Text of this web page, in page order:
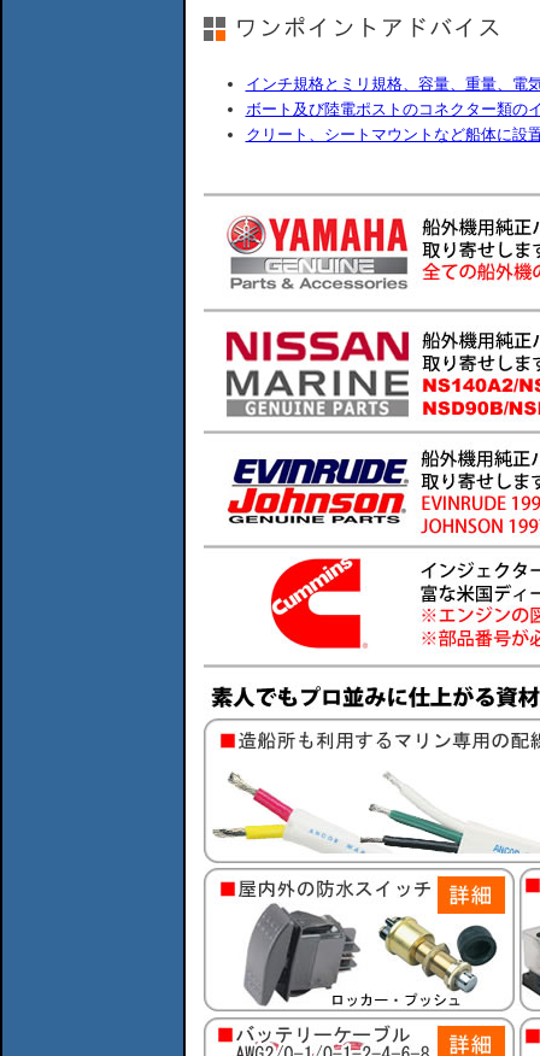
インチ規格とミリ規格、容量、重量、電
ボート及び陸電ポストのコネクター類の
クリート、シートマウントなど船体に設